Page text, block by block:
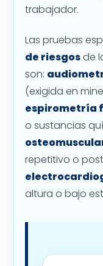
trabajador.
Las pruebas
de riesgosde
son:
(exigida en
espirometría
o sustancias
repetitivo o
altura o bajo